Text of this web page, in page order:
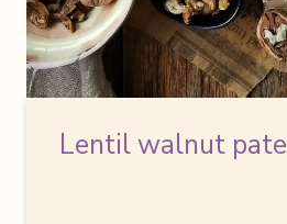
Lentil walnut pate